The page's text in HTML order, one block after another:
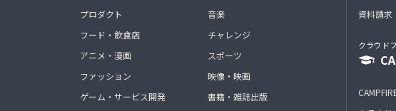
プロダクト
フード・飲食店
アニメ・漫画
ファッション
ゲーム・サービス開発
音楽
チャレンジ
スポーツ
映像・映画
書籍・雑誌出版
資料請求
クラウド